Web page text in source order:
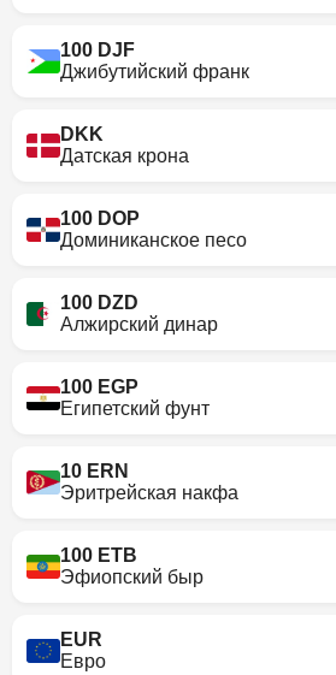
100 DJF
Джибутийский франк
DKK
Датская крона
100 DOP
Доминиканское песо
100 DZD
Алжирский динар
100 EGP
Египетский фунт
10 ERN
Эритрейская накфа
100 ETB
Эфиопский быр
EUR
Евро